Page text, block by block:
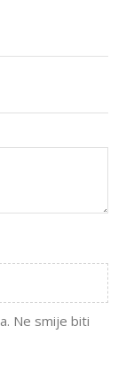
Ne smije biti